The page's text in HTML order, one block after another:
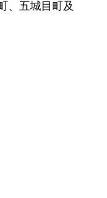
、五城目町及